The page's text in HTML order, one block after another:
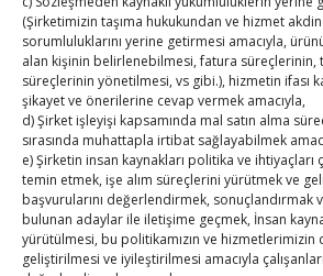
(Şirketimizin taşıma hukukundan ve hizmet
sorumluluklarını yerine getirmesi amacıyla,
alan kişinin belirlenebilmesi, fatura süreçlerinin,
süreçlerinin yönetilmesi, vs gibi.), hizmetin ifası
şikayet ve önerilerine cevap vermek amacıyla,
d) Şirket işleyişi kapsamında mal satın alma
sırasında muhattapla irtibat sağlayabilmek
e) Şirketin insan kaynakları politika ve ihtiyaçları
temin etmek, işe alım süreçlerini yürütmek ve
başvurularını değerlendirmek, sonuçlandırmak
bulunan adaylar ile iletişime geçmek, İnsan
yürütülmesi, bu politikamızın ve
geliştirilmesi ve iyileştirilmesi amacıyla
31
« Tem
E-BÜLTEN
Kasaba Ekonomi Dergisi
TOBB HABER